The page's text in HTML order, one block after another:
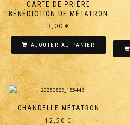
CARTE DE PRIÈRE
BÉNÉDICTION DE MÉTATRON
3,00€
AJOUTER AU PANIER
CHANDELLE MÉTATRON
12,50€